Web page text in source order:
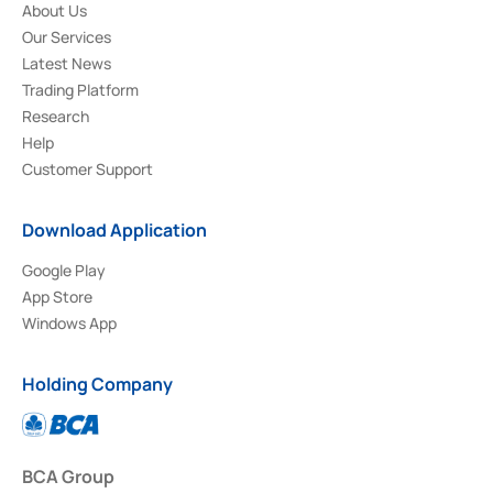
About Us
Our Services
Latest News
Trading Platform
Research
Help
Customer Support
Download Application
Google Play
App Store
Windows App
Holding Company
BCA Group